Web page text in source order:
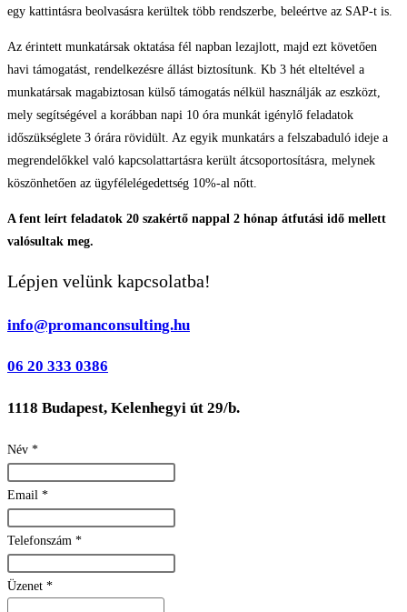
egy kattintásra beolvasásra kerültek több rendszerbe, beleértve az SAP-t is.
Az érintett munkatársak oktatása fél napban lezajlott, majd ezt követően
havi támogatást, rendelkezésre állást biztosítunk. Kb 3 hét elteltével a
munkatársak magabiztosan külső támogatás nélkül használják az eszközt,
mely segítségével a korábban napi 10 óra munkát igénylő feladatok
időszükséglete 3 órára rövidült. Az egyik munkatárs a felszabaduló ideje a
megrendelőkkel való kapcsolattartásra került átcsoportosításra, melynek
köszönhetően az ügyfélelégedettség 10%-al nőtt.
A fent leírt feladatok 20 szakértő nappal 2 hónap átfutási idő mellett
valósultak meg.
Lépjen velünk kapcsolatba!
info@promanconsulting.hu
06 20 333 0386
1118 Budapest, Kelenhegyi út 29/b.
Név *
Email *
Telefonszám *
Üzenet *